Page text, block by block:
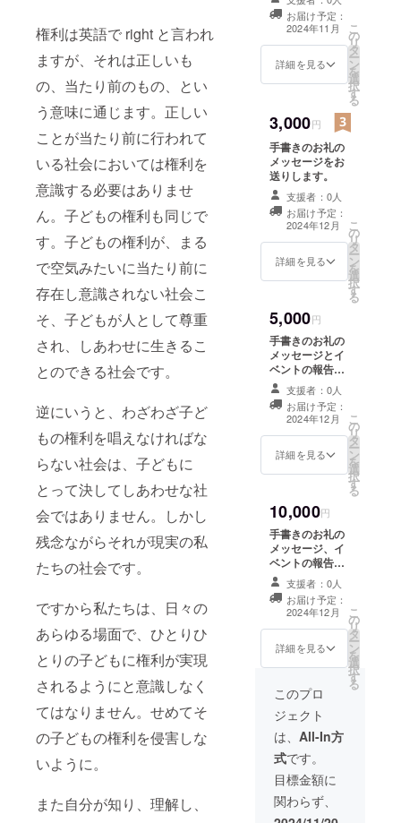
権利は英語で right と言われ
ますが、それは正しいも
の、当たり前のもの、とい
う意味に通じます。正しい
ことが当たり前に行われて
いる社会においては権利を
意識する必要はありませ
ん。子どもの権利も同じで
す。子どもの権利が、まる
で空気みたいに当たり前に
存在し意識されない社会こ
そ、子どもが人として尊重
され、しあわせに生きるこ
とのできる社会です。
逆にいうと、わざわざ子ど
もの権利を唱えなければな
らない社会は、子どもに
とって決してしあわせな社
会ではありません。しかし
残念ながらそれが現実の私
たちの社会です。
ですから私たちは、日々の
あらゆる場面で、ひとりひ
とりの子どもに権利が実現
されるようにと意識しなく
てはなりません。せめてそ
の子どもの権利を侵害しな
いように。
また自分が知り、理解し、
れる。
2020年
１月 代表
の定者吉人
会子供の未
来応援・少
子化対策特
別委員会に
おいて、県
内のこども
施設で早急
に子どもア
ドボカシー
よう、意見
陳述
2020年
10月 県内
の児童養護
施設で一時
保護委託中
の子どもが
自殺。
5月
中国新聞
に、代表の
定者吉人の
「こども施
設に子ども
の意見（思
いや願い）
を聴き代弁
するための
子どもアド
ボケイトを
養成し、活
用するべ
き」との意
見が掲載さ
間）への参加券
（お一人） ・日
時：２０２４年
１１月２０日
（水）19:00-
法：オンライ
ン Zoomを利
用します。接続
費用は支援者様
のご負担となり
ます。Zoomへ
のリンクはメー
ルでお知らせし
お届け予定：
2024年11月
詳細を見る
こ
の
リ
タ
ー
ン
を
選
択
す
る
3,000円
手書きのお礼の
メッセージをお
送りします。
支援者：0人
お届け予定：
2024年12月
詳細を見る
こ
の
リ
タ
ー
ン
を
選
択
す
る
5,000円
手書きのお礼の
メッセージとイ
ベントの報告を
お送りします。
支援者：0人
お届け予定：
2024年12月
詳細を見る
こ
の
リ
タ
ー
ン
を
選
択
す
る
10,000円
手書きのお礼の
メッセージ、イ
ベントの報告と
ともに、絵本
「私が選んだ子
どもの権利条
約」（非売品）
をお送りしま
す。
支援者：0人
お届け予定：
2024年12月
詳細を見る
こ
の
リ
タ
ー
ン
を
選
択
す
る
このプロ
ジェクト
は、 All-In方
式です。
目標金額に
関わらず、